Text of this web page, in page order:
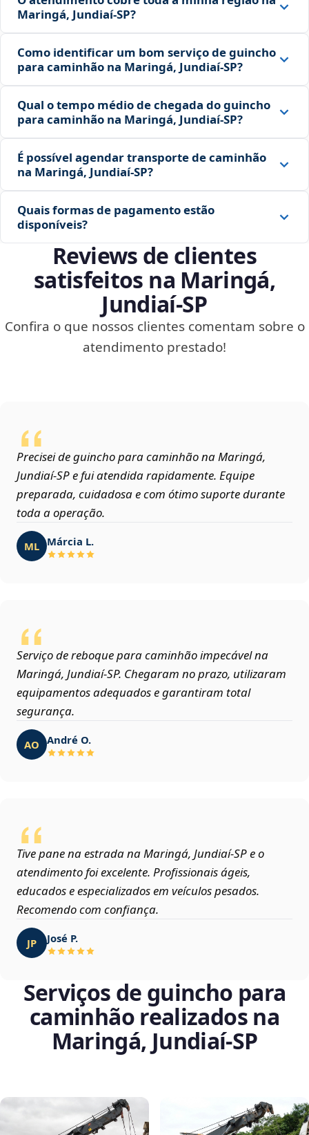
Maringá, Jundiaí‑SP?
Como identificar um bom serviço de guincho
para caminhão na Maringá, Jundiaí‑SP?
Qual o tempo médio de chegada do guincho
para caminhão na Maringá, Jundiaí‑SP?
É possível agendar transporte de caminhão
na Maringá, Jundiaí‑SP?
Quais formas de pagamento estão
disponíveis?
Reviews de clientes
satisfeitos na Maringá,
Jundiaí‑SP
Confira o que nossos clientes comentam sobre o
atendimento prestado!
Precisei de guincho para caminhão na Maringá,
Jundiaí‑SP e fui atendida rapidamente. Equipe
preparada, cuidadosa e com ótimo suporte durante
toda a operação.
ML Márcia L.
Serviço de reboque para caminhão impecável na
Maringá, Jundiaí‑SP. Chegaram no prazo, utilizaram
equipamentos adequados e garantiram total
segurança.
AO André O.
Tive pane na estrada na Maringá, Jundiaí‑SP e o
atendimento foi excelente. Profissionais ágeis,
educados e especializados em veículos pesados.
Recomendo com confiança.
JP José P.
Serviços de guincho para
caminhão realizados na
Maringá, Jundiaí‑SP